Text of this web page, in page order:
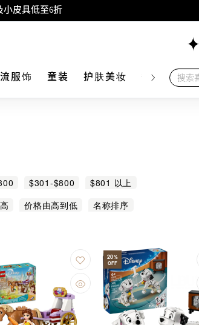
限时原价低至75折!
、CHANEL及LV专区！
皮具低至6折
服饰 童装 护肤美妆 香水香薰
$301-$800
$801 以上
价格由高到低
名称排序
20%
OFF